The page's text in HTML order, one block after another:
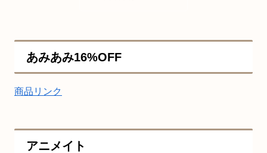
あみあみ16%OFF
商品リンク
アニメイト